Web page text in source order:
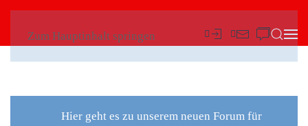
Zum Hauptinhalt springen
Hier geht es zu unserem neuen Forum für